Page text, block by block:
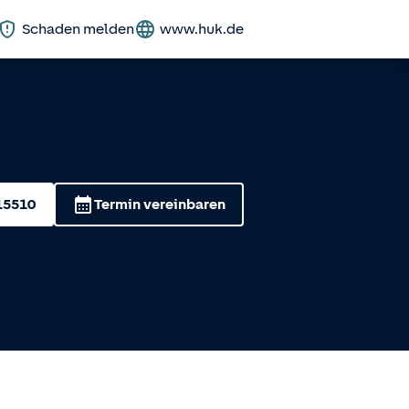
Schaden melden www.huk.de
Termin vereinbaren